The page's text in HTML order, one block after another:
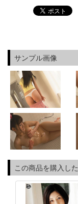
サンプル画像
この商品を購入し